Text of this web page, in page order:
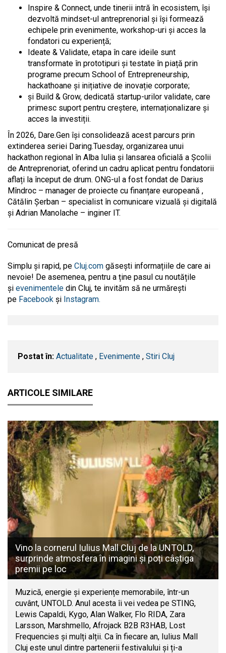
Inspire & Connect, unde tinerii intră în ecosistem, își
dezvoltă mindset-ul antreprenorial și își formează
echipele prin evenimente, workshop-uri și acces la
fondatori cu experiență;
Ideate & Validate, etapa în care ideile sunt
transformate în prototipuri și testate în piață prin
programe precum School of Entrepreneurship,
hackathoane și inițiative de inovație corporate;
și Build & Grow, dedicată startup-urilor validate, care
primesc suport pentru creștere, internaționalizare și
acces la investiții.
În 2026, Dare.Gen își consolidează acest parcurs prin
extinderea seriei Daring.Tuesday, organizarea unui
hackathon regional în Alba Iulia și lansarea oficială a Școlii
de Antreprenoriat, oferind un cadru aplicat pentru fondatorii
aflați la început de drum. ONG-ul a fost fondat de Darius
Mîndroc – manager de proiecte cu finanțare europeană ,
Cătălin Șerban – specialist în comunicare vizuală și digitală
și Adrian Manolache – inginer IT.
Comunicat de presă
Simplu și rapid, pe Cluj.com găsești informațiile de care ai
nevoie! De asemenea, pentru a ține pasul cu noutățile
și evenimentele din Cluj, te invităm să ne urmărești
pe Facebook și Instagram.
Postat în: Actualitate , Evenimente , Stiri Cluj
ARTICOLE SIMILARE
Vino la cornerul Iulius Mall Cluj de la UNTOLD,
surprinde atmosfera în imagini și poți câștiga
premii pe loc
Muzică, energie și experiențe memorabile, într-un
cuvânt, UNTOLD. Anul acesta îi vei vedea pe STING,
Lewis Capaldi, Kygo, Alan Walker, Flo RIDA, Zara
Larsson, Marshmello, Afrojack B2B R3HAB, Lost
Frequencies și mulți alții. Ca în fiecare an, Iulius Mall
Cluj este unul dintre partenerii festivalului și ți-a